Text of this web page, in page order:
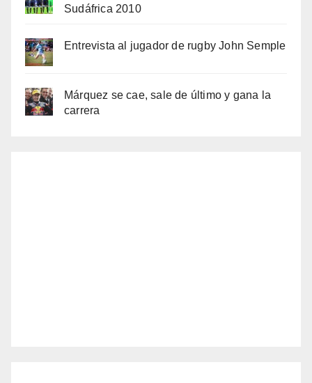
Sudáfrica 2010
Entrevista al jugador de rugby John Semple
Márquez se cae, sale de último y gana la
carrera